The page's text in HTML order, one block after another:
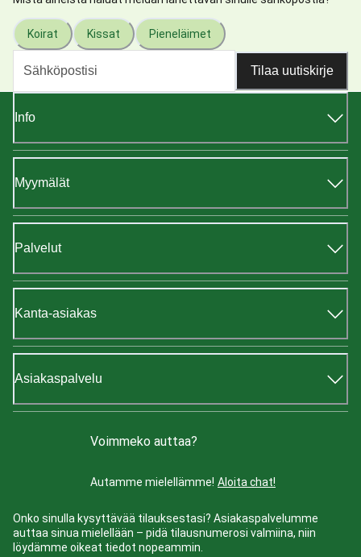
Koirat Kissat Pieneläimet
Tilaa uutiskirje
Info
Myymälät
Palvelut
Kanta-asiakas
Asiakaspalvelu
Voimmeko auttaa?
Autamme mielellämme! Aloita chat!
Onko sinulla kysyttävää tilauksestasi? Asiakaspalvelumme
auttaa sinua mielellään – pidä tilausnumerosi valmiina, niin
löydämme oikeat tiedot nopeammin.